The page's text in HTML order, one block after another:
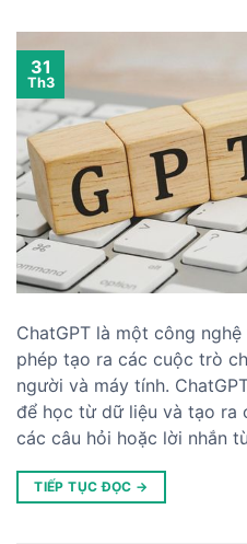
31
Th3
ChatGPT là một công
phép tạo ra các cuộc trò
người và máy tính.
để học từ dữ liệu và tạo ra
các câu hỏi hoặc lời nhắn
TIẾP TỤC ĐỌC →